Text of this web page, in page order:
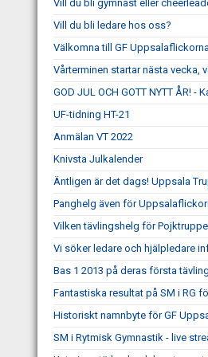
Vill du bli gymnast eller
Vill du bli ledare hos oss?
Välkomna till GF
Vårterminen startar nästa vecka,
GOD JUL OCH GOTT NYTT ÅR! -
UF-tidning HT-21
Anmälan VT 2022
Knivsta Julkalender
Äntligen är det dags! Uppsala
Panghelg även för
Vilken tävlingshelg för
Vi söker ledare och hjälpledare
Bas 1 2013 på deras första
Fantastiska resultat på SM i RG
Historiskt namnbyte för GF
SM i Rytmisk Gymnastik - live